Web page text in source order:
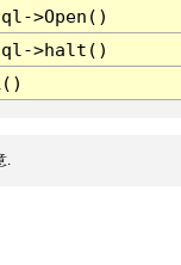
>Open()
>halt()
.